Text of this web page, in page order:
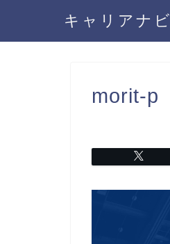
キャリアナビ
morit-p